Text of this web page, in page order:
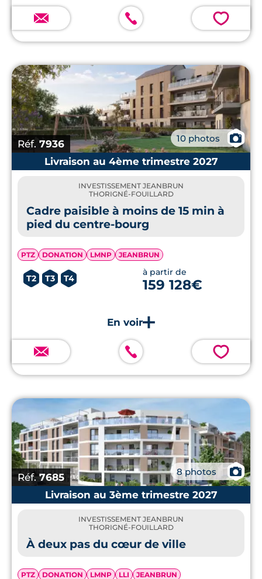
💗
Réf. 7936 10 photos
📷
Livraison au 4ème trimestre 2027
INVESTISSEMENT JEANBRUN
THORIGNÉ-FOUILLARD
Cadre paisible à moins de 15 min à
pied du centre-bourg
PTZ DONATION LMNP JEANBRUN
T2 T3 T4
à partir de
159 128€
💗
Réf.7685 8 photos
📷
Livraison au 3ème trimestre 2027
INVESTISSEMENT JEANBRUN
THORIGNÉ-FOUILLARD
À deux pas du cœur de ville
PTZ DONATION LMNP LLI JEANBRUN